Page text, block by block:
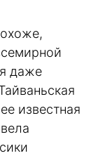
даже
известная